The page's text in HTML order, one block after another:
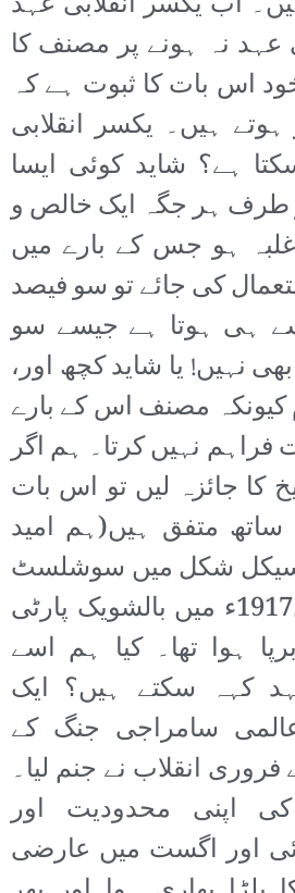
عہد نہ ہونے پر مصنف کا
اس بات کا ثبوت ہے کہ
ہیں۔ یکسر انقلابی
ہے؟ شاید کوئی ایسا
ہر جگہ ایک خالص و
ہو جس کے بارے میں
کی جائے تو سو فیصد
ہی ہوتا ہے جیسے سو
نہیں! یا شاید کچھ اور،
کیونکہ مصنف اس کے بارے
فراہم نہیں کرتا۔ ہم اگر
کا جائزہ لیں تو اس بات
متفق ہیں(ہم امید
شکل میں سوشلسٹ
انقلاب روس میں1917ء میں بالشویک پارٹی
ہوا تھا۔ کیا ہم اسے
کہہ سکتے ہیں؟ ایک
سامراجی جنگ کے
انقلاب نے جنم لیا۔
اپنی محدودیت اور
اور اگست میں عارضی